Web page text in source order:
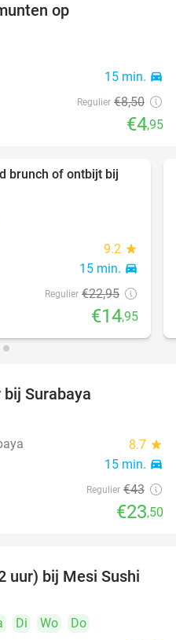
op
15 min. directions_car
Regulier €8,50
€4,95
35%
brunch of ontbijt bij
9.2 star
15 min. directions_car
Regulier €22,95
€14,95
Surabaya
8.7 star
15 min. directions_car
Regulier €43
€23,50
21%
uur) bij Mesi Sushi
Di Wo
Do